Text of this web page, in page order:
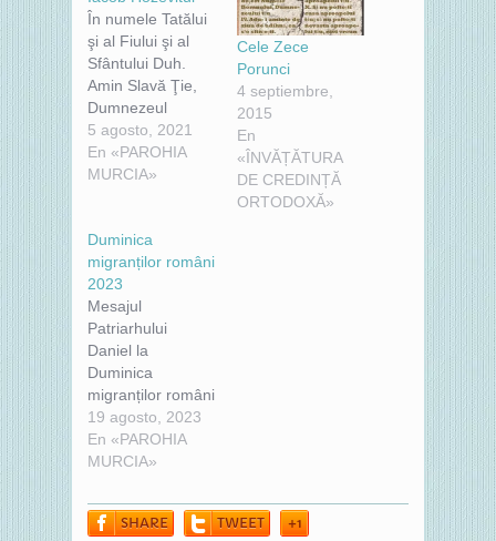
În numele Tatălui
şi al Fiului şi al
Sfântului Duh.
Amin Slavă Ţie,
Dumnezeul
nostru, Slavă Ţie!
Împărate ceresc,
Mângâietorule,
eşti şi toate le
plineşti, Vistierul
bunătăţilor şi
Dătătorule de
viaţă, vino şi Te
sălăşluieşte întru
noi şi ne
curăţeşte de toată
întinăciunea şi
mântuieşte,
Bunule,…
5 agosto, 2021
En «PAROHIA
MURCIA»
Cele Zece
Porunci
4 septiembre,
2015
En
«ÎNVĂȚĂTURA
DE CREDINȚĂ
ORTODOXĂ»
Duminica
migranților români
2023
Mesajul
Patriarhului
Daniel la
Duminica
migranților români
îndeamnă la grija
față de
persoanele
pentru
persoanele
19 agosto, 2023
En «PAROHIA
MURCIA»
SHARE TWEET +1